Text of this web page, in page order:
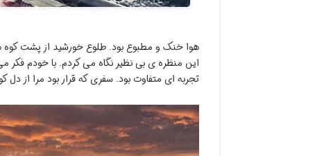
هوا خنک و مطبوع بود. طلوع خورشید از پشت کوه
این منظره ی بی نظیر نگاه می کردم. با خودم
تجربه ای متفاوت بود. سفری که قرار بود مرا از دل